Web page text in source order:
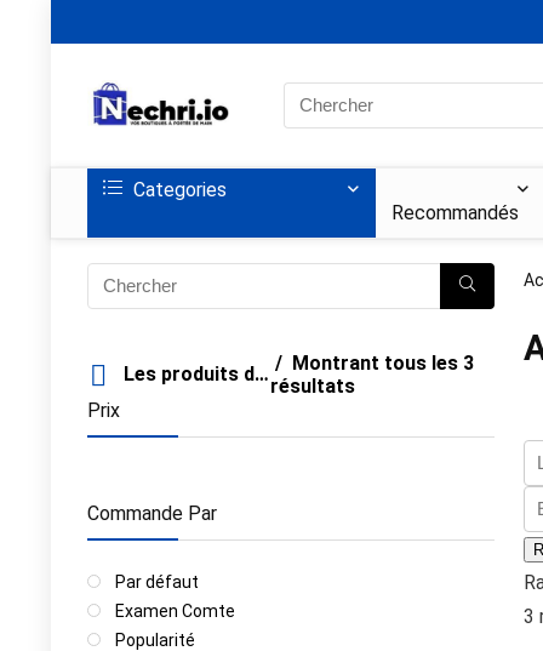
Search
for:
Categories
Recommandés
Les produits de filtre
Montrant tous les 3
résultats
Prix
Commande Par
Par défaut
Examen Comte
Popularité
3